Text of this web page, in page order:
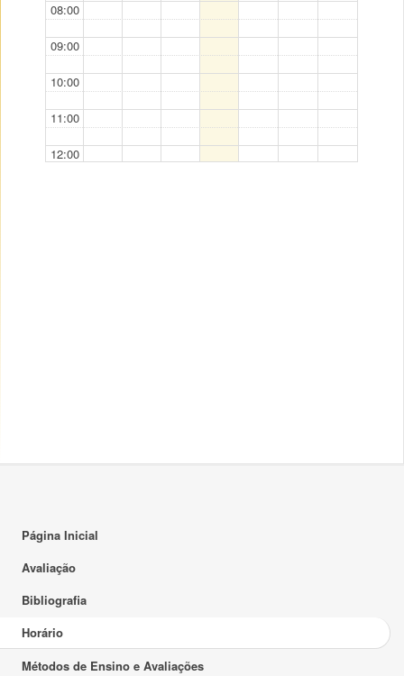
08:00
09:00
10:00
11:00
12:00
Página Inicial
Avaliação
Bibliografia
Horário
Métodos de Ensino e Avaliações